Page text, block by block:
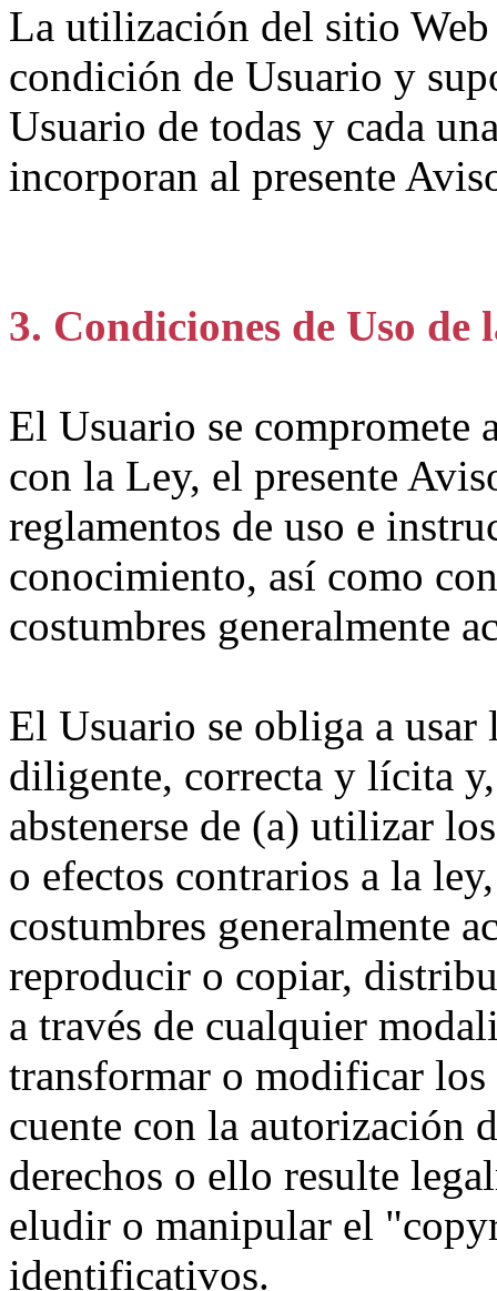
La utilización del sitio
condición de Usuario y
Usuario de todas y cada
incorporan al presente
3. Condiciones de Uso de
El Usuario se compromete
con la Ley, el presente
reglamentos de uso e
conocimiento, así como
costumbres generalmente
El Usuario se obliga a
diligente, correcta y lícita
abstenerse de (a) utilizar
o efectos contrarios a la
costumbres generalmente
reproducir o copiar,
a través de cualquier
transformar o modificar los
cuente con la autorización
derechos o ello resulte
eludir o manipular el
identificativos.